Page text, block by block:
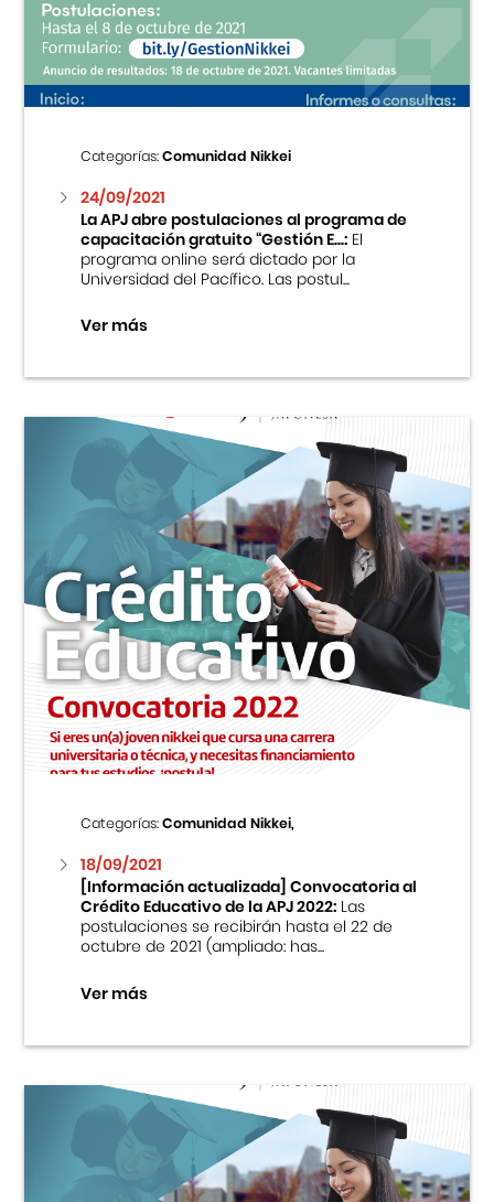
Centro Cultural Peruano Japonés
Cursos
Museo de la Inmigración Japonesa
Fondo Editorial
Teatro Peruano Japonés
Categorías:Comunidad Nikkei
24/09/2021
La APJ abre postulaciones al programa de
capacitación gratuito “Gestión E...:El
programa online será dictado por la
Universidad del Pacífico. Las postul...
Ver más
Categorías:Comunidad Nikkei,
18/09/2021
[Información actualizada] Convocatoria al
Crédito Educativo de la APJ 2022:Las
postulaciones se recibirán hasta el 22 de
octubre de 2021 (ampliado: has...
Ver más